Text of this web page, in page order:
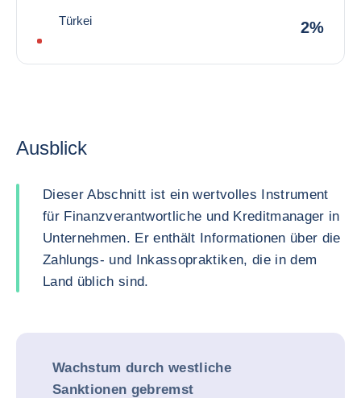
Türkei 2%
Ausblick
Dieser Abschnitt ist ein wertvolles Instrument
für Finanzverantwortliche und Kreditmanager in
Unternehmen. Er enthält Informationen über die
Zahlungs- und Inkassopraktiken, die in dem
Land üblich sind.
Wachstum durch westliche
Sanktionen gebremst